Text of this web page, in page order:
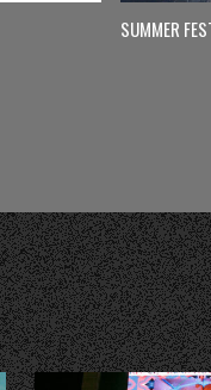
SUMMER